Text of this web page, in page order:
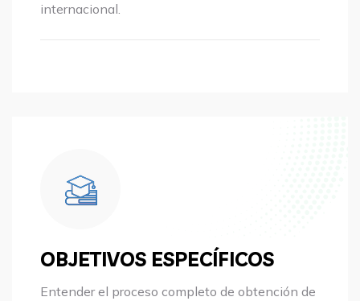
internacional.
OBJETIVOS ESPECÍFICOS
Entender el proceso completo de obtención de